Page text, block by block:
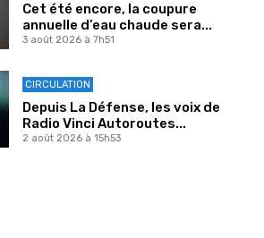
Cet été encore, la coupure
annuelle d’eau chaude sera...
3 août 2026 à 7h51
CIRCULATION
Depuis La Défense, les voix de
Radio Vinci Autoroutes...
2 août 2026 à 15h53